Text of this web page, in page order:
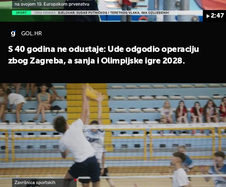
2:47
GOL.HR
S 40 godina ne odustaje: Ude odgodio operaciju
zbog Zagreba, a sanja i Olimpijske igre 2028.